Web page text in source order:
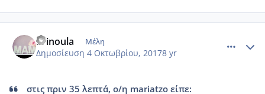
Krinoula Μέλη
Δημοσίευση 4 Οκτωβρίου, 20178 yr
στις πριν 35 λεπτά, ο/η mariatzo είπε: